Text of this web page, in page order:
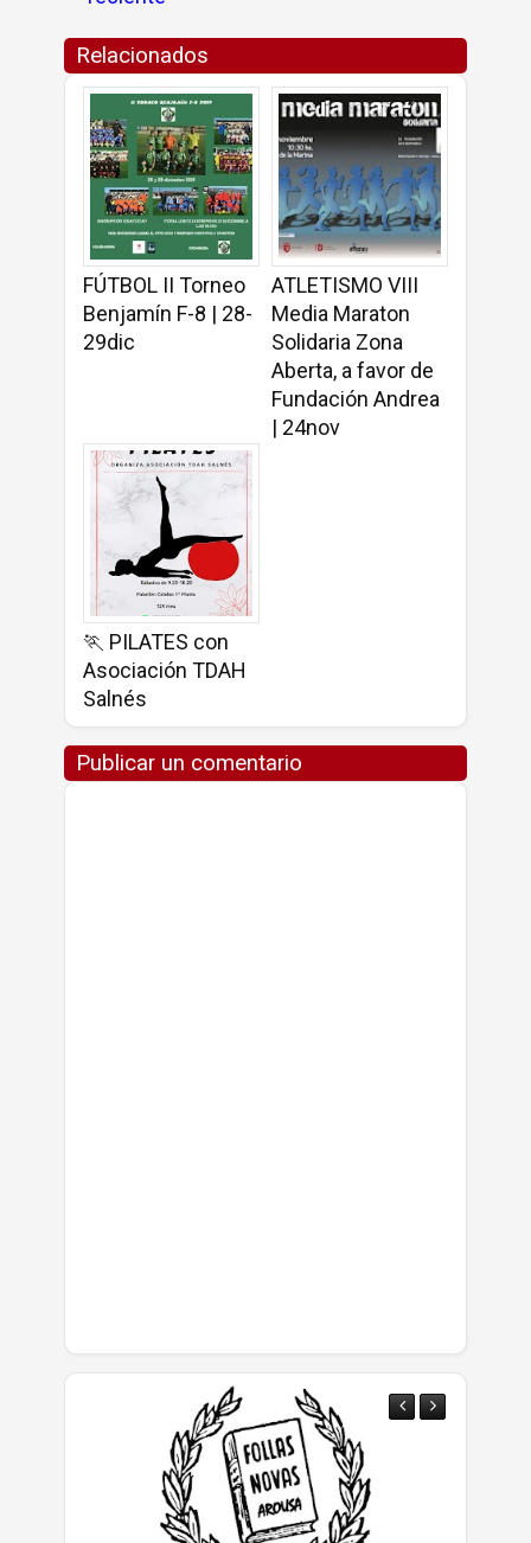
Relacionados
FÚTBOL II Torneo
Benjamín F-8 | 28-
29dic
ATLETISMO VIII
Media Maraton
Solidaria Zona
Aberta, a favor de
Fundación Andrea
| 24nov
🏃 PILATES con
Asociación TDAH
Salnés
Publicar un comentario